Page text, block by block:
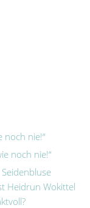
noch nie!“
noch nie!“
Heidrun Wokittel